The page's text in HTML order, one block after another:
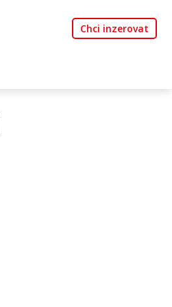
Chci inzerovat